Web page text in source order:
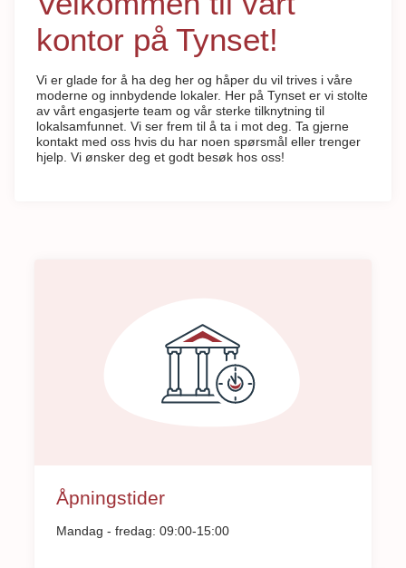
kontor på Tynset!
Vi er glade for å ha deg her og håper du vil trives i våre
moderne og innbydende lokaler. Her på Tynset er vi stolte
av vårt engasjerte team og vår sterke tilknytning til
lokalsamfunnet. Vi ser frem til å ta i mot deg. Ta gjerne
kontakt med oss hvis du har noen spørsmål eller trenger
hjelp. Vi ønsker deg et godt besøk hos oss!
Åpningstider
Mandag - fredag: 09:00-15:00